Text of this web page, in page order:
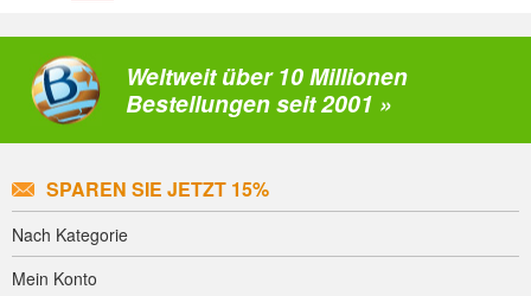
Weltweit über 10 Millionen
Bestellungen seit 2001 »
SPAREN SIE JETZT 15%
Nach Kategorie
Mein Konto